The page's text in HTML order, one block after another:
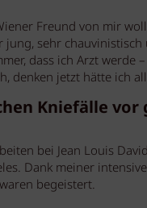
Freund von mir
sehr
dass ich Arzt werde
denken jetzt hätte ich
Kniefälle
bei Jean Louis
Dank meiner
begeistert.